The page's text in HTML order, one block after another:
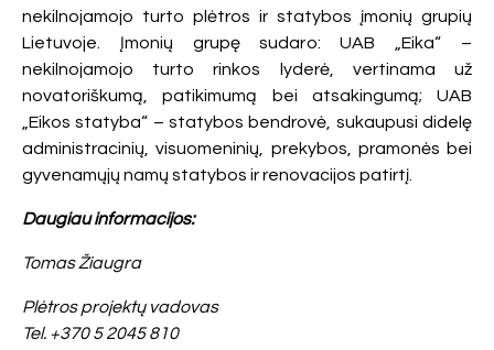
nekilnojamojo turto plėtros ir statybos įmonių grupių
Lietuvoje. Įmonių grupę sudaro: UAB „Eika“ –
nekilnojamojo turto rinkos lyderė, vertinama už
novatoriškumą, patikimumą bei atsakingumą; UAB
„Eikos statyba“ – statybos bendrovė, sukaupusi didelę
administracinių, visuomeninių, prekybos, pramonės bei
gyvenamųjų namų statybos ir renovacijos patirtį.
Daugiau informacijos:
Tomas Žiaugra
Plėtros projektų vadovas
Tel. +370 5 2045 810